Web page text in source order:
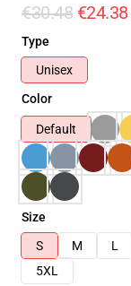
€30.48 €24.38
Type
Unisex
Color
Default
Size
S
M L
5XL